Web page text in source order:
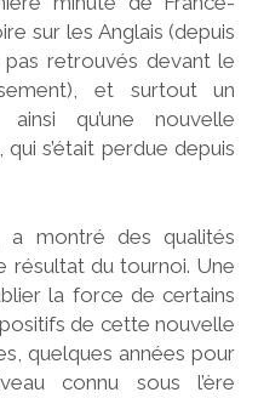
sur les Anglais (depuis
pas retrouvés devant le
et surtout un
qu’une nouvelle
s’était perdue depuis
a montré des qualités
résultat du tournoi. Une
la force de certains
de cette nouvelle
quelques années pour
connu sous l’ère